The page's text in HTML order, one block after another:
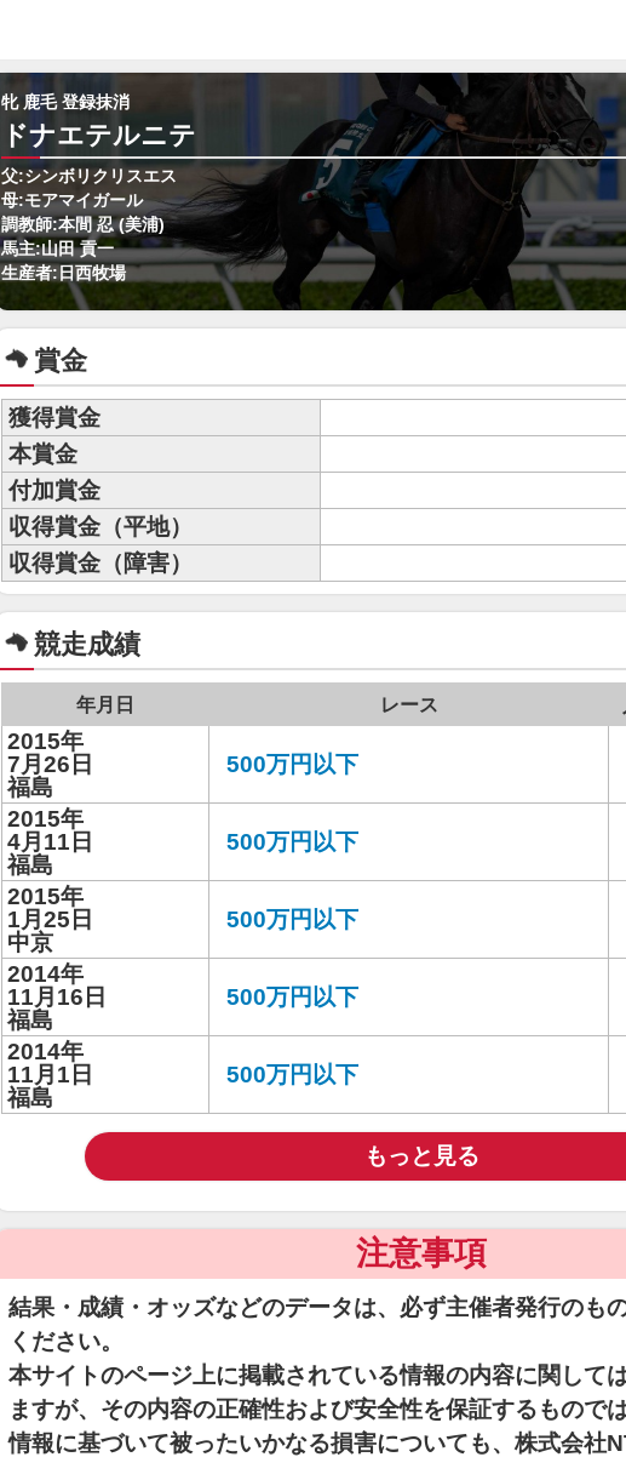
牝 鹿毛 登録抹消
ドナエテルニテ
父:シンボリクリスエス
母:モアマイガール
調教師:本間 忍 (美浦)
馬主:山田 貢一
生産者:日西牧場
賞金
獲得賞金
本賞金
付加賞金
収得賞金（平地）
収得賞金（障害）
競走成績
年月日 レース
2015年
7月26日
福島
500万円以下
2015年
4月11日
福島
500万円以下
2015年
1月25日
中京
500万円以下
2014年
11月16日
福島
500万円以下
2014年
11月1日
福島
500万円以下
もっと見る
注意事項
結果・成績・オッズなどのデータは、必ず主催者発行のも
ください。
本サイトのページ上に掲載されている情報の内容に関して
ますが、その内容の正確性および安全性を保証するもので
情報に基づいて被ったいかなる損害についても、株式会社